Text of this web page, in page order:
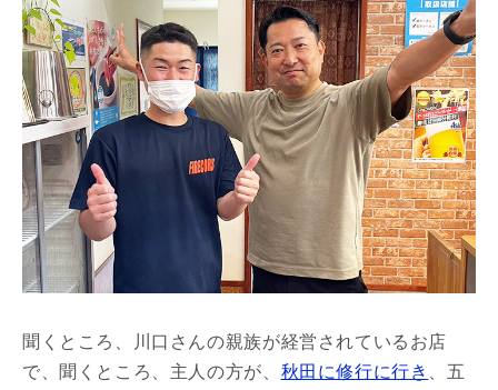
聞くところ、川口さんの親族が経営されているお店
で、聞くところ、主人の方が、 秋田に修行に行き
、五